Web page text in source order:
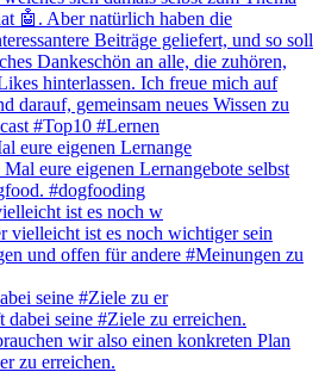
eure eigenen Lernange
ist es noch w
seine #Ziele zu er